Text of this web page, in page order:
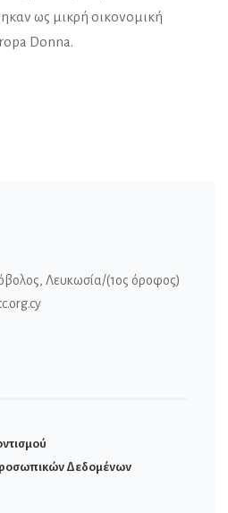
ως μικρή οικονομική
Donna.
Λευκωσία/(1ος όροφος)
Δεδομένων